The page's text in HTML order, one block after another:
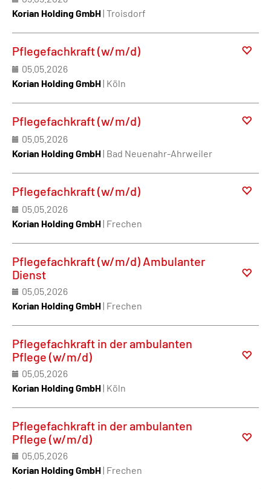
Korian Holding GmbH| Troisdorf
Pflegefachkraft (w/m/d)
05.05.2026
Korian Holding GmbH| Köln
Pflegefachkraft (w/m/d)
05.05.2026
Korian Holding GmbH| Bad Neuenahr-Ahrweiler
Pflegefachkraft (w/m/d)
05.05.2026
Korian Holding GmbH| Frechen
Pflegefachkraft (w/m/d) Ambulanter
Dienst
05.05.2026
Korian Holding GmbH| Frechen
Pflegefachkraft in der ambulanten
Pflege (w/m/d)
05.05.2026
Korian Holding GmbH| Köln
Pflegefachkraft in der ambulanten
Pflege (w/m/d)
05.05.2026
Korian Holding GmbH| Frechen